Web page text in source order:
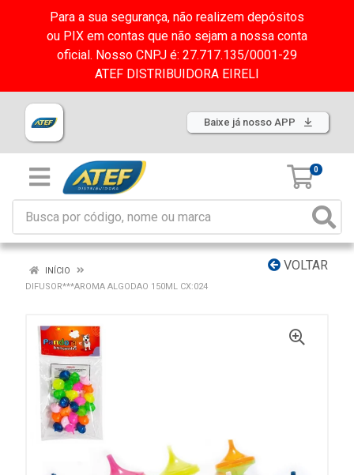
Para a sua segurança, não realizem depósitos
ou PIX em contas que não sejam a nossa conta
oficial. Nosso CNPJ é: 27.717.135/0001-29
ATEF DISTRIBUIDORA EIRELI
Baixe já nosso APP
0
VOLTAR
INÍCIO
DIFUSOR***AROMA ALGODAO 150ML CX:024